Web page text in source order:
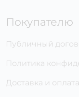
Покупателю
Публичный
Политика
Доставка и оплата